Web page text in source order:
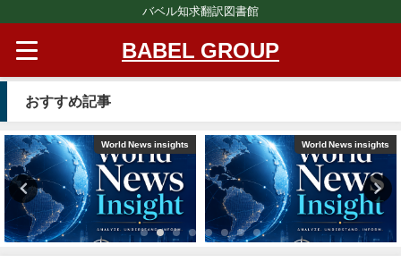
バベル知求翻訳図書館
BABEL GROUP
おすすめ記事
World News insights World News insights